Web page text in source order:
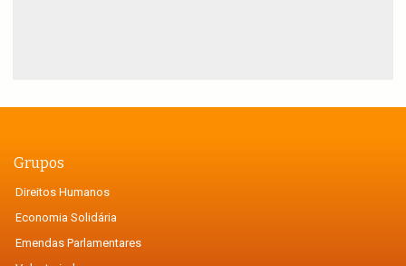
Grupos
Direitos Humanos
Economia Solidária
Emendas Parlamentares